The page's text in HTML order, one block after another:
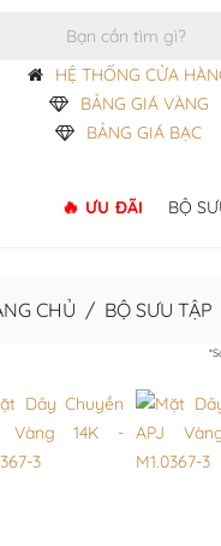
HỆ THỐNG CỬA
BẢNG GIÁ VÀNG
BẢNG GIÁ BẠC
ƯU ĐÃI BỘ
CHỦ / BỘ SƯU TẬP